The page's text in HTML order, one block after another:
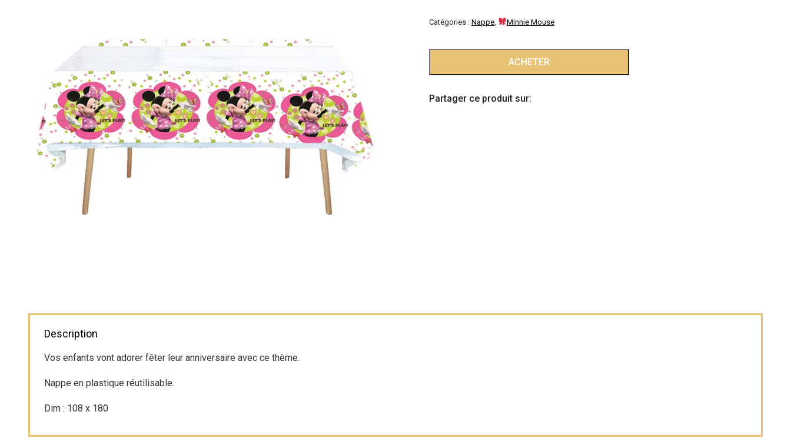
Décoration de
salle
Décoration de
table
Accessoires
Catégories : Nappe, Minnie Mouse
de
Minnie
ACHETER
Partager ce produit sur:
Description
Vos enfants vont adorer fêter leur anniversaire avec ce thème.
Nappe en plastique réutilisable.
Dim : 108 x 180